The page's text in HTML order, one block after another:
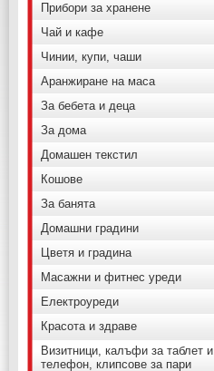
Прибори за хранене
Чай и кафе
Чинии, купи, чаши
Аранжиране на маса
За бебета и деца
За дома
Домашен текстил
Кошове
За банята
Домашни градини
Цветя и градина
Масажни и фитнес уреди
Електроуреди
Красота и здраве
Визитници, калъфи за таблет и
телефон, клипсове за пари